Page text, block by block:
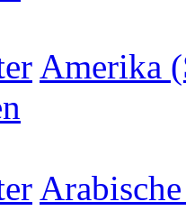
Amerika